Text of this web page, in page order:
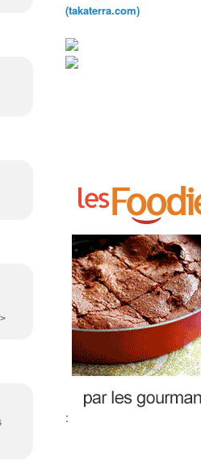
(takaterra.com)
: